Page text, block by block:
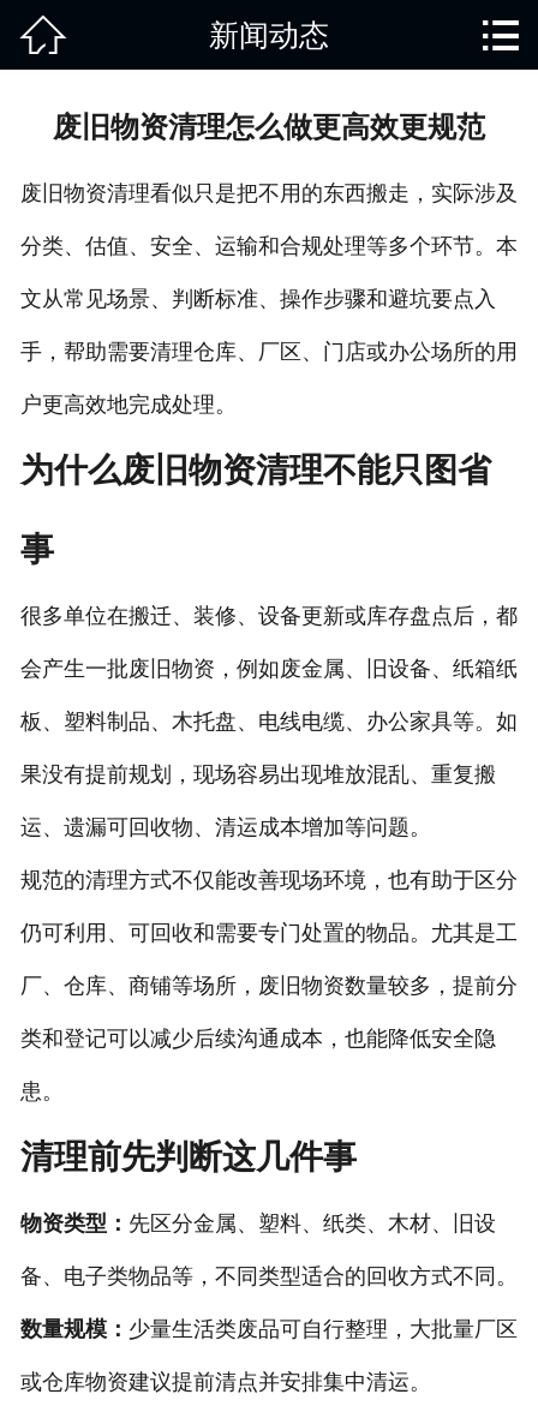
免责说明
 新闻动态 
废旧物资清理怎么做更高效更规范
废旧物资清理看似只是把不用的东西搬走，实际涉及
分类、估值、安全、运输和合规处理等多个环节。本
文从常见场景、判断标准、操作步骤和避坑要点入
手，帮助需要清理仓库、厂区、门店或办公场所的用
户更高效地完成处理。
为什么废旧物资清理不能只图省
事
很多单位在搬迁、装修、设备更新或库存盘点后，都
会产生一批废旧物资，例如废金属、旧设备、纸箱纸
板、塑料制品、木托盘、电线电缆、办公家具等。如
果没有提前规划，现场容易出现堆放混乱、重复搬
运、遗漏可回收物、清运成本增加等问题。
规范的清理方式不仅能改善现场环境，也有助于区分
仍可利用、可回收和需要专门处置的物品。尤其是工
厂、仓库、商铺等场所，废旧物资数量较多，提前分
类和登记可以减少后续沟通成本，也能降低安全隐
患。
清理前先判断这几件事
物资类型： 先区分金属、塑料、纸类、木材、旧设
备、电子类物品等，不同类型适合的回收方式不同。
数量规模： 少量生活类废品可自行整理，大批量厂区
或仓库物资建议提前清点并安排集中清运。